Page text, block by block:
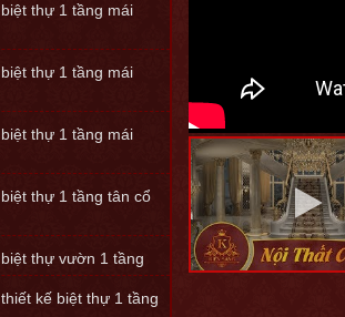
thự 1 tầng mái
thự 1 tầng mái
thự 1 tầng mái
thự 1 tầng tân cổ
thự vườn 1 tầng
kế biệt thự 1 tầng